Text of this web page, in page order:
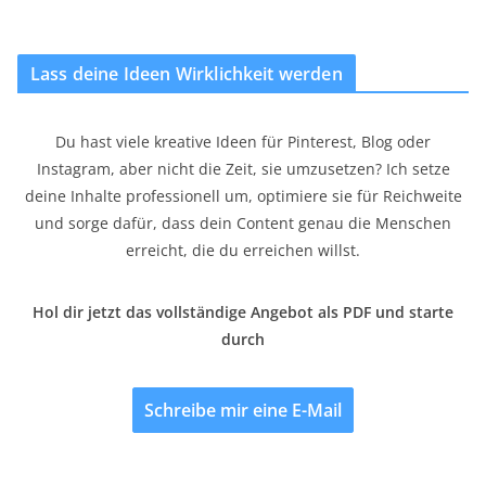
Lass deine Ideen Wirklichkeit werden
Du hast viele kreative Ideen für Pinterest, Blog oder
Instagram, aber nicht die Zeit, sie umzusetzen? Ich setze
deine Inhalte professionell um, optimiere sie für Reichweite
und sorge dafür, dass dein Content genau die Menschen
erreicht, die du erreichen willst.
Hol dir jetzt das vollständige Angebot als PDF und starte
durch
Schreibe mir eine E-Mail